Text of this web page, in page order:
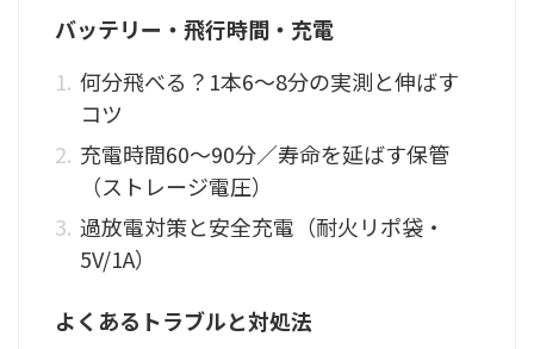
バッテリー・飛行時間・充電
何分飛べる？1本6〜8分の実測と伸ばす
コツ
充電時間60〜90分／寿命を延ばす保管
（ストレージ電圧）
過放電対策と安全充電（耐火リポ袋・
5V/1A）
よくあるトラブルと対処法